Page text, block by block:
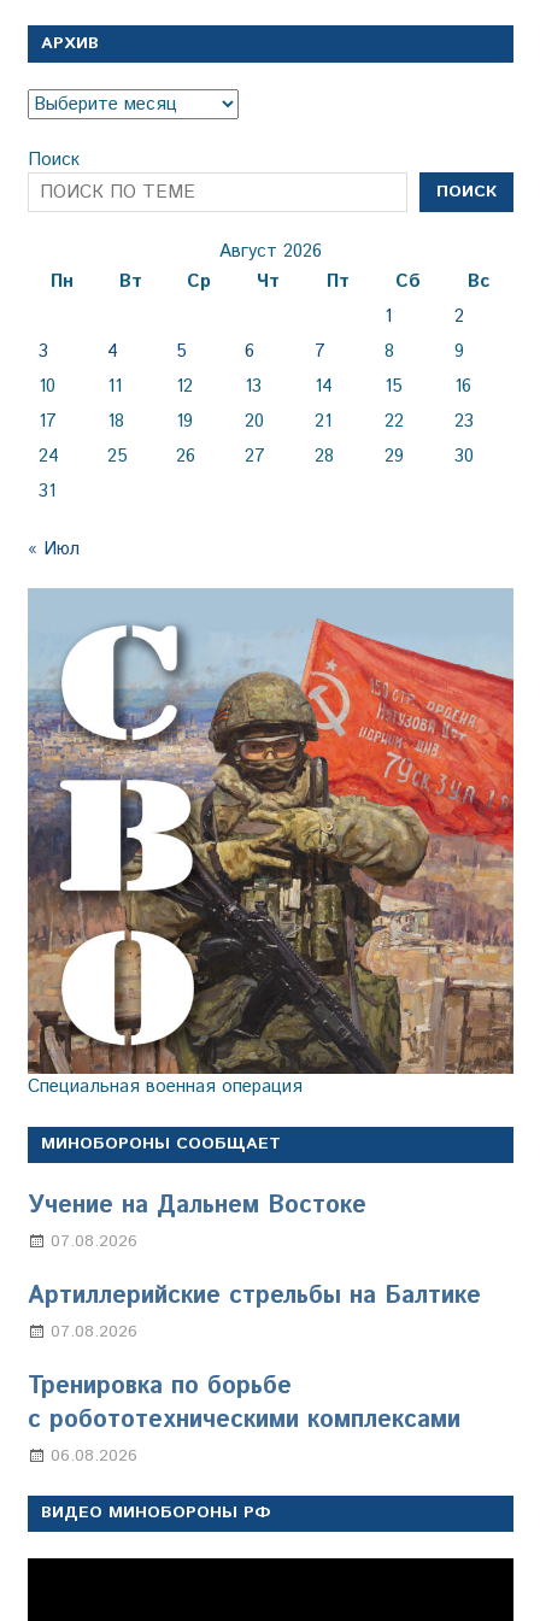
АРХИВ
Архив
Поиск
ПОИСК
Август 2026
Пн
Вт Ср Чт Пт Сб
Вс
1
2
3
4 5 6 7 8
9
10
11 12 13 14 15
16
17
18 19 20 21 22
23
24
25 26 27 28 29
30
31
« Июл
Специальная военная операция
МИНОБОРОНЫ СООБЩАЕТ
Учение на Дальнем Востоке
07.08.2026
Артиллерийские стрельбы на Балтике
07.08.2026
Тренировка по борьбе
с робототехническими комплексами
06.08.2026
ВИДЕО МИНОБОРОНЫ РФ